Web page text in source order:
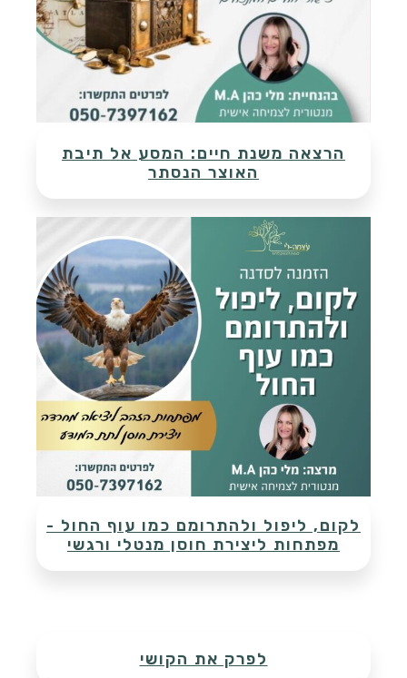
הרצאה משנת חיים: המסע אל תיבת
האוצר הנסתר
לקום, ליפול ולהתרומם כמו עוף החול -
מפתחות ליצירת חוסן מנטלי ורגשי
לפרק את הקושי